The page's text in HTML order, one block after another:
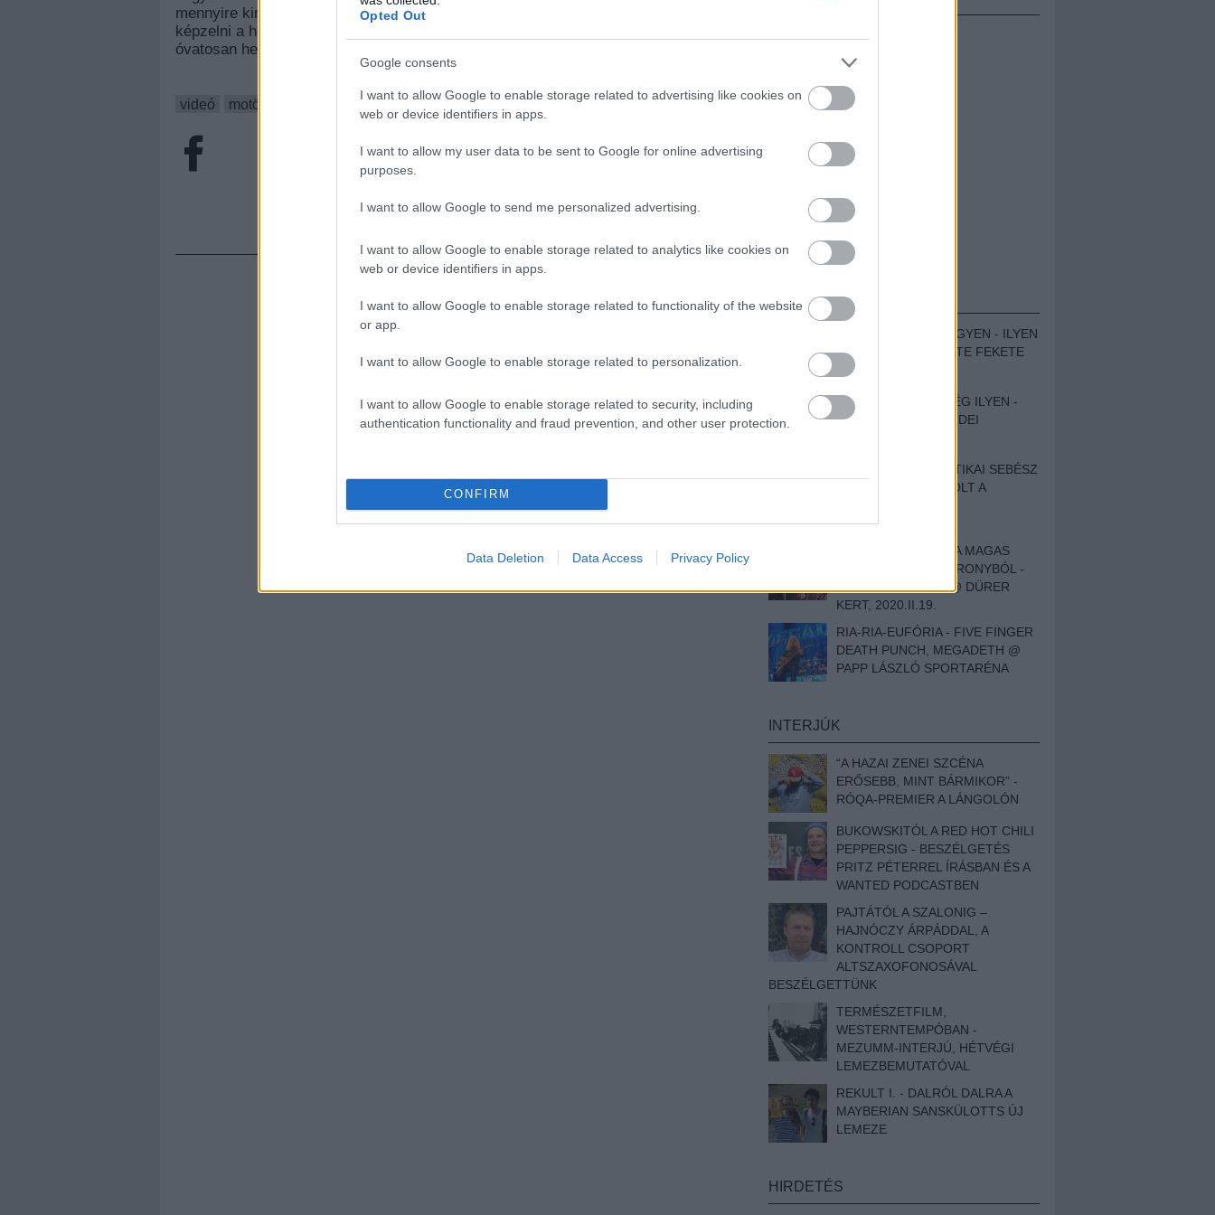
Opted Out
Google consents
I want to allow Google to enable storage related to advertising like cookies on
web or device identifiers in apps.
I want to allow my user data to be sent to Google for online advertising
purposes.
I want to allow Google to send me personalized advertising.
I want to allow Google to enable storage related to analytics like cookies on
web or device identifiers in apps.
I want to allow Google to enable storage related to functionality of the website
or app.
I want to allow Google to enable storage related to personalization.
I want to allow Google to enable storage related to security, including
authentication functionality and fraud prevention, and other user protection.
CONFIRM
Data Deletion Data Access Privacy Policy
mennyire király már ez a formáció, nem? Sziget nagyszínpadon simán el tudjuk
képzelni a headbangelő punkra szegecselt dobossal és a háttérben mereven álló,
óvatosan headbangelő bőgőssel együtt.
videó motörhead compressorhead robotz
BESZÁMOLÓK
ZENÉS TÁBOR A HEGYEN - ILYEN
VOLT A VÍRUS SZÜLTE FEKETE
ZAJ FESZTIVÁL
SOHA NEM VOLT MÉG ILYEN -
BESZÁMOLÓNK AZ IDEI
EGY HALLÁSPLASZTIKAI SEBÉSZ
NAPLÓJA - ILYEN VOLT A
DOKUMENTUMFILM
MÉLY FÉRFIBÁNAT A MAGAS
ELEFÁNTCSONTTORONYBÓL -
LEPROUS, KLONE @ DÜRER
KERT, 2020.II.19.
RIA-RIA-EUFÓRIA - FIVE FINGER
DEATH PUNCH, MEGADETH @
PAPP LÁSZLÓ SPORTARÉNA
INTERJÚK
“A HAZAI ZENEI SZCÉNA
ERŐSEBB, MINT BÁRMIKOR” -
RÓQA-PREMIER A LÁNGOLÓN
BUKOWSKITÓL A RED HOT CHILI
PEPPERSIG - BESZÉLGETÉS
PRITZ PÉTERREL ÍRÁSBAN ÉS A
WANTED PODCASTBEN
PAJTÁTÓL A SZALONIG –
HAJNÓCZY ÁRPÁDDAL, A
KONTROLL CSOPORT
ALTSZAXOFONOSÁVAL
BESZÉLGETTÜNK
TERMÉSZETFILM,
WESTERNTEMPÓBAN -
MEZUMM-INTERJÚ, HÉTVÉGI
LEMEZBEMUTATÓVAL
REKULT I. - DALRÓL DALRA A
MAYBERIAN SANSKÜLOTTS ÚJ
LEMEZE
HIRDETÉS